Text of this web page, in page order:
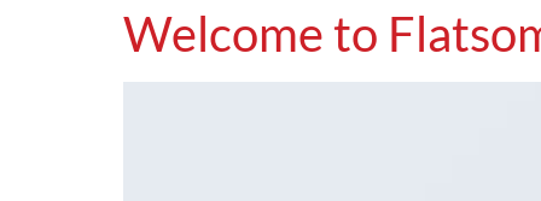
Welcome to